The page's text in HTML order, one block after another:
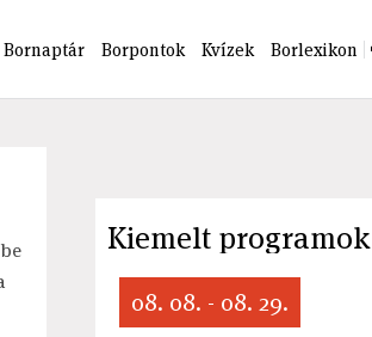
Bornaptár Borpontok Kvízek Borlexikon
Kiemelt programok
08. 08. - 08. 29.